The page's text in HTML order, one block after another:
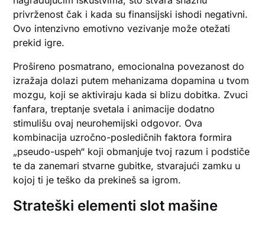
privrženost čak i kada su finansijski ishodi negativni.
Ovo intenzivno emotivno vezivanje može otežati
prekid igre.
Prošireno posmatrano, emocionalna povezanost do
izražaja dolazi putem mehanizama dopamina u tvom
mozgu, koji se aktiviraju kada si blizu dobitka. Zvuci
fanfara, treptanje svetala i animacije dodatno
stimulišu ovaj neurohemijski odgovor. Ova
kombinacija uzročno-posledičnih faktora formira
„pseudo-uspeh“ koji obmanjuje tvoj razum i podstiče
te da zanemari stvarne gubitke, stvarajući zamku u
kojoj ti je teško da prekineš sa igrom.
Strateški elementi slot mašine